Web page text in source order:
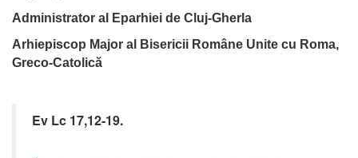
Administrator al Eparhiei de Cluj-Gherla
Arhiepiscop Major al Bisericii Române Unite cu Roma,
Greco-Catolică
Ev Lc 17,12-19.